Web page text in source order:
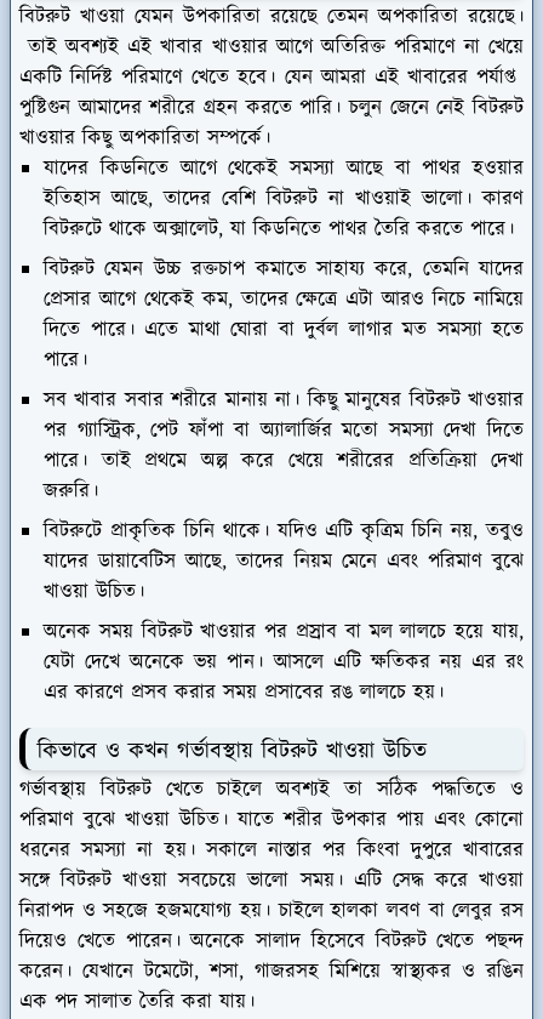
বিটরুট খাওয়া যেমন উপকারিতা রয়েছে তেমন অপকারিতা রয়েছে।
তাই অবশ্যই এই খাবার খাওয়ার আগে অতিরিক্ত পরিমাণে না খেয়ে
একটি নির্দিষ্ট পরিমাণে খেতে হবে। যেন আমরা এই খাবারের পর্যাপ্ত
পুষ্টিগুন আমাদের শরীরে গ্রহন করতে পারি। চলুন জেনে নেই বিটরুট
খাওয়ার কিছু অপকারিতা সম্পর্কে।
যাদের কিডনিতে আগে থেকেই সমস্যা আছে বা পাথর হওয়ার
ইতিহাস আছে, তাদের বেশি বিটরুট না খাওয়াই ভালো। কারণ
বিটরুটে থাকে অক্সালেট, যা কিডনিতে পাথর তৈরি করতে পারে।
বিটরুট যেমন উচ্চ রক্তচাপ কমাতে সাহায্য করে, তেমনি যাদের
প্রেসার আগে থেকেই কম, তাদের ক্ষেত্রে এটা আরও নিচে নামিয়ে
দিতে পারে। এতে মাথা ঘোরা বা দুর্বল লাগার মত সমস্যা হতে
পারে।
সব খাবার সবার শরীরে মানায় না। কিছু মানুষের বিটরুট খাওয়ার
পর গ্যাস্ট্রিক, পেট ফাঁপা বা অ্যালার্জির মতো সমস্যা দেখা দিতে
পারে। তাই প্রথমে অল্প করে খেয়ে শরীরের প্রতিক্রিয়া দেখা
জরুরি।
বিটরুটে প্রাকৃতিক চিনি থাকে। যদিও এটি কৃত্রিম চিনি নয়, তবুও
যাদের ডায়াবেটিস আছে, তাদের নিয়ম মেনে এবং পরিমাণ বুঝে
খাওয়া উচিত।
অনেক সময় বিটরুট খাওয়ার পর প্রস্রাব বা মল লালচে হয়ে যায়,
যেটা দেখে অনেকে ভয় পান। আসলে এটি ক্ষতিকর নয় এর রং
এর কারণে প্রসব করার সময় প্রসাবের রঙ লালচে হয়।
কিভাবে ও কখন গর্ভাবস্থায় বিটরুট খাওয়া উচিত
গর্ভাবস্থায় বিটরুট খেতে চাইলে অবশ্যই তা সঠিক পদ্ধতিতে ও
পরিমাণ বুঝে খাওয়া উচিত। যাতে শরীর উপকার পায় এবং কোনো
ধরনের সমস্যা না হয়। সকালে নাস্তার পর কিংবা দুপুরে খাবারের
সঙ্গে বিটরুট খাওয়া সবচেয়ে ভালো সময়। এটি সেদ্ধ করে খাওয়া
নিরাপদ ও সহজে হজমযোগ্য হয়। চাইলে হালকা লবণ বা লেবুর রস
দিয়েও খেতে পারেন। অনেকে সালাদ হিসেবে বিটরুট খেতে পছন্দ
করেন। যেখানে টমেটো, শসা, গাজরসহ মিশিয়ে স্বাস্থ্যকর ও রঙিন
এক পদ সালাত তৈরি করা যায়।